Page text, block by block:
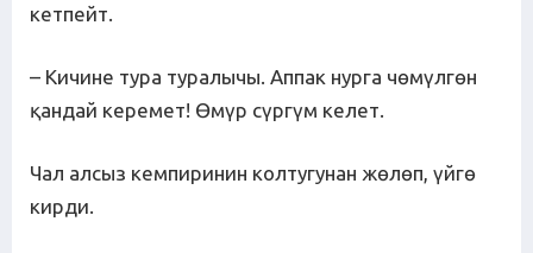
кетпейт.
– Кичине тура туралычы. Аппак нурга чөмүлгөн
қандай керемет! Өмүр сүргүм келет.
Чал алсыз кемпиринин колтугунан жөлөп, үйгө
кирди.